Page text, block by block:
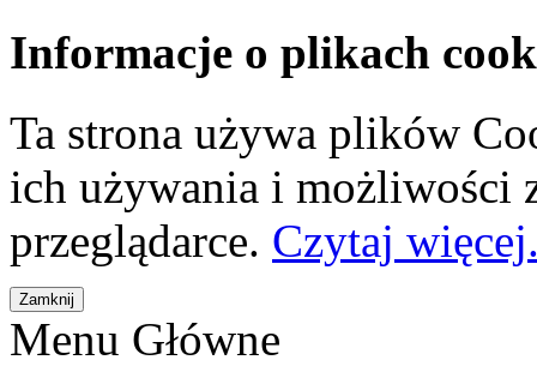
Informacje o plikach
Ta strona używa plików
ich używania i możliwości
przeglądarce. Czytaj
Menu Główne